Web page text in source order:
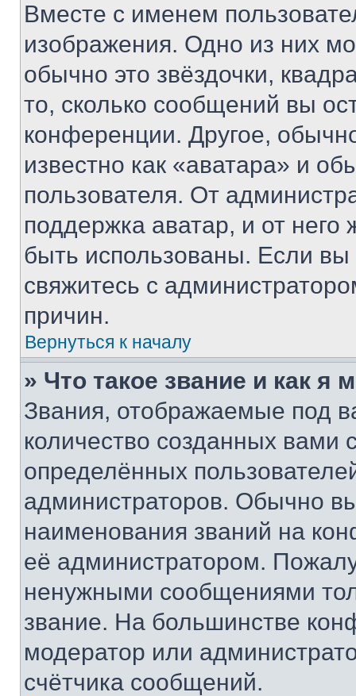
Вместе с именем
изображения. Одно из них
обычно это звёздочки,
то, сколько сообщений вы
конференции. Другое,
известно как «аватара» и
пользователя. От
поддержка аватар, и от него
быть использованы. Если
свяжитесь с
причин.
Вернуться к началу
» Что такое звание и как я
Звания, отображаемые под
количество созданных
определённых
администраторов. Обычно
наименования званий на
её администратором.
ненужными сообщениями
звание. На большинстве
модератор или
счётчика сообщений.